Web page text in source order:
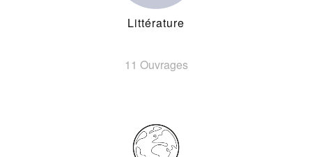
Littérature
11 Ouvrages